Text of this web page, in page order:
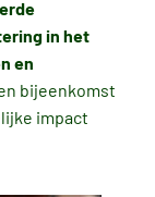
in het
en
bijeenkomst
impact